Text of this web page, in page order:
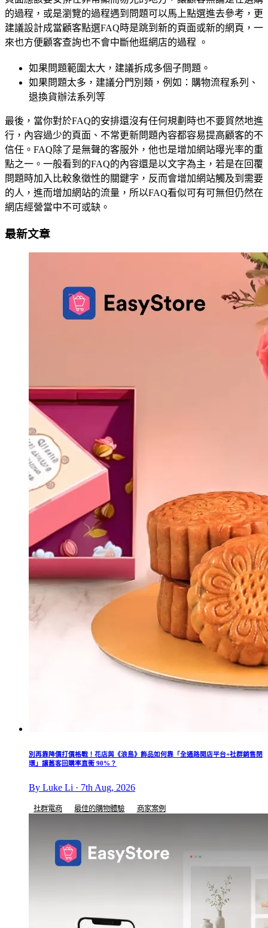
的過程，或是瀏覽的過程遇到問題可以馬上點選進去參考，更
建議設計成當顧客點選FAQ時是跳到新的頁面或新的網頁，一
來也方便顧客查詢也不會中斷他逛網店的過程 。
如果問題範圍太大，建議拆成多個子問題。
如果問題太多，建議分門別類，例如：購物流程系列、
退換貨辦法系列等
最後，當你對於FAQ的安排還沒有任何規劃時也不要貿然地進
行，內容過少的頁面、不常更新問題內容都容易提高顧客的不
信任。FAQ除了是無聲的客服外，他也是增加網站曝光率的重
點之一。一般看到的FAQ的內容還是以文字為主，若是在回覆
問題時加入比較象徵性的關鍵字，反而會增加網站觸及到需要
的人，進而增加網站的流量，所以FAQ看似可有可無但仍然在
網店經營當中不可或缺。
最新文章
別再靠降價打價格戰！花店與《浪島》飾品如何靠「全通路開店平台+社群銷售閉
環」讓舊客回購率直衝 90%？
By Luke Li · 7th Aug, 2026
社群電商 最佳的購物體驗 商家案例